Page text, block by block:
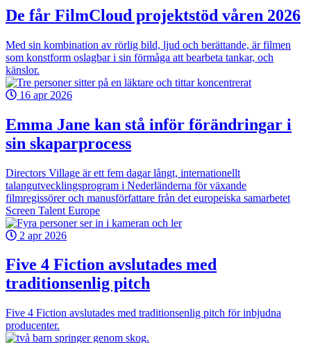
De får FilmCloud projektstöd våren 2026
Med sin kombination av rörlig bild, ljud och berättande, är filmen
som konstform oslagbar i sin förmåga att bearbeta tankar, och
känslor.
16 apr 2026
Emma Jane kan stå inför förändringar i
sin skaparprocess
Directors Village är ett fem dagar långt, internationellt
talangutvecklingsprogram i Nederländerna för växande
filmregissörer och manusförfattare från det europeiska samarbetet
Screen Talent Europe
2 apr 2026
Five 4 Fiction avslutades med
traditionsenlig pitch
Five 4 Fiction avslutades med traditionsenlig pitch för inbjudna
producenter.